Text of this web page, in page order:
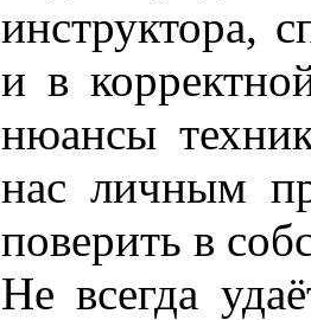
инструктора,
и в
нюансы
нас личным
поверить в
Не всегда